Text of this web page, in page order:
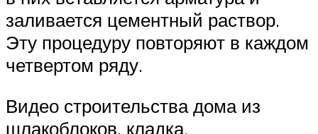
заливается цементный раствор.
Эту процедуру повторяют в каждом
четвертом ряду.
Видео строительства дома из
шлакоблоков, кладка.